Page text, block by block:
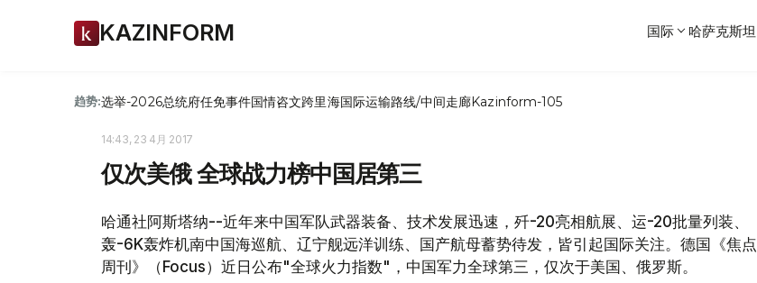
KAZINFORM 国际 哈萨克斯坦
趋势:选举-2026总统府任免事件国情咨文跨里海国际运输路线/中间走廊Kazinform-105
14:43, 23 4月 2017
仅次美俄 全球战力榜中国居第三
哈通社阿斯塔纳--近年来中国军队武器装备、技术发展迅速，歼-20亮相航展、运-20批量列装、
轰-6K轰炸机南中国海巡航、辽宁舰远洋训练、国产航母蓄势待发，皆引起国际关注。德国《焦点
周刊》（Focus）近日公布"全球火力指数"，中国军力全球第三，仅次于美国、俄罗斯。